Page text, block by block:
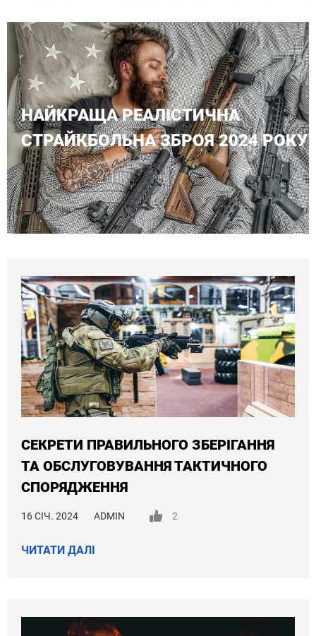
НАЙКРАЩА РЕАЛІСТИЧНА
СТРАЙКБОЛЬНА ЗБРОЯ 2024 РОКУ
СЕКРЕТИ ПРАВИЛЬНОГО ЗБЕРІГАННЯ
ТА ОБСЛУГОВУВАННЯ ТАКТИЧНОГО
СПОРЯДЖЕННЯ
16 СІЧ. 2024 ADMIN 2
ЧИТАТИ ДАЛІ